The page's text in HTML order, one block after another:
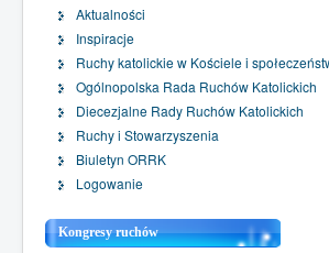
Aktualności
Inspiracje
Ruchy katolickie w Kościele i
Ogólnopolska Rada Ruchów Katolickich
Diecezjalne Rady Ruchów Katolickich
Ruchy i Stowarzyszenia
Biuletyn ORRK
Logowanie
Kongresy ruchów